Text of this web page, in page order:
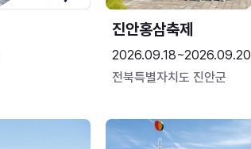
진안홍삼축제
2026.09.18~2026.09.20
전북특별자치도 진안군